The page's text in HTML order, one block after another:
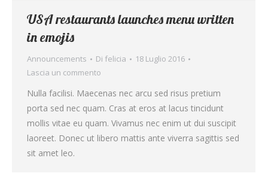
USA restaurants launches menu written
in emojis
Announcements Di felicia
18 Luglio 2016
Lascia un commento
Nulla facilisi. Maecenas nec arcu sed risus pretium
porta sed nec quam. Cras at eros at lacus tincidunt
mollis vitae eu quam. Vivamus nec enim ut dui suscipit
laoreet. Donec ut libero mattis ante viverra sagittis sed
sit amet leo.